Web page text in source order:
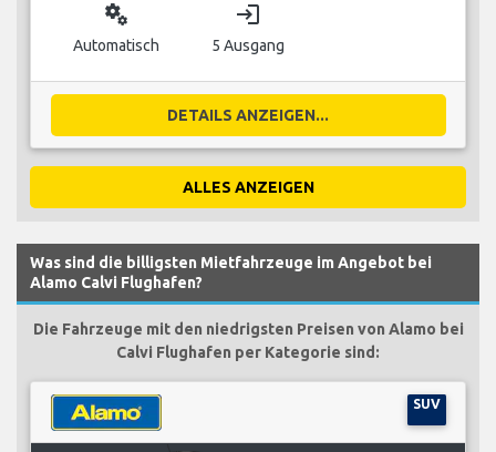
miscellaneous_services
Automatisch
login
5 Ausgang
DETAILS ANZEIGEN...
ALLES ANZEIGEN
Was sind die billigsten Mietfahrzeuge im Angebot bei
Alamo Calvi Flughafen?
Die Fahrzeuge mit den niedrigsten Preisen von Alamo bei
Calvi Flughafen per Kategorie sind:
SUV